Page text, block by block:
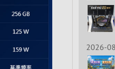
2026-